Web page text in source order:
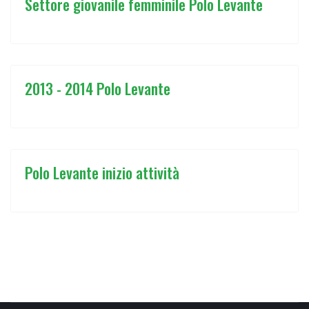
2013 - 2014 Polo Levante
Polo Levante inizio attività